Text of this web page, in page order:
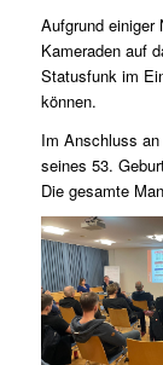
Aufgrund einiger
Kameraden auf
Statusfunk im
können.
Im Anschluss
seines 53.
Die gesamte